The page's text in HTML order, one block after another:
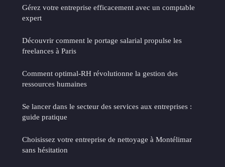
Gérez votre entreprise efficacement avec un comptable
expert
Découvrir comment le portage salarial propulse les
freelances à Paris
Comment optimal-RH révolutionne la gestion des
ressources humaines
Se lancer dans le secteur des services aux entreprises :
guide pratique
Choisissez votre entreprise de nettoyage à Montélimar
sans hésitation